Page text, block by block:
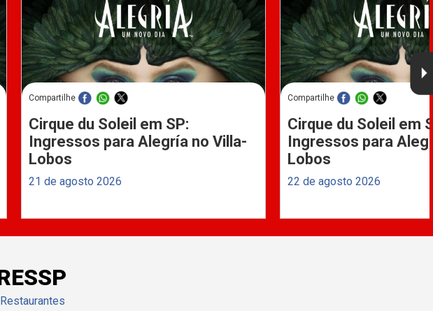
Compartilhe
Cirque du Soleil em SP:
Ingressos para Alegría no Villa-
Lobos
21 de agosto 2026
Compartilhe
Cirque du Soleil em
Ingressos para
Lobos
22 de agosto 2026